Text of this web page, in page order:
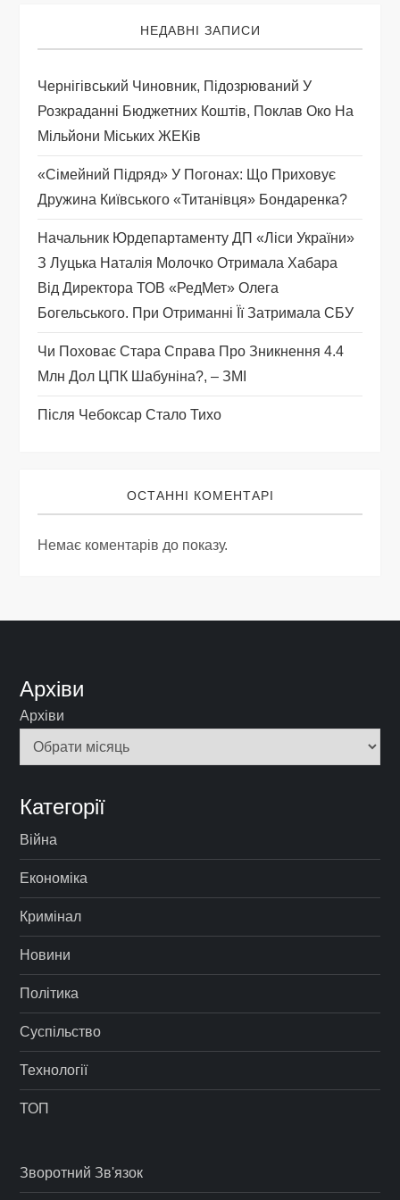
і
я
з
а
п
и
с
і
в
НЕДАВНІ ЗАПИСИ
Чернігівський Чиновник, Підозрюваний У
Розкраданні Бюджетних Коштів, Поклав Око На
Мільйони Міських ЖЕКів
«Сімейний Підряд» У Погонах: Що Приховує
Дружина Київського «титанівця» Бондаренка?
Начальник Юрдепартаменту ДП «Ліси України»
З Луцька Наталія Молочко Отримала Хабара
Від Директора ТОВ «РедМет» Олега
Богельського. При Отриманні Її Затримала СБУ
Чи Поховає Стара Справа Про Зникнення 4.4
Млн Дол ЦПК Шабуніна?, – ЗМІ
Після Чебоксар Стало Тихо
ОСТАННІ КОМЕНТАРІ
Немає коментарів до показу.
Архіви
Архіви
Категорії
Війна
Економіка
Кримінал
Новини
Політика
Суспільство
Технології
ТОП
Зворотний Зв'язок